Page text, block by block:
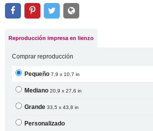
Reproducción impresa en lienzo
Comprar reproducción
Pequeño7,9 x 10,7 in
Mediano20,9 x 27,6 in
Grande33,5 x 43,8 in
Personalizado